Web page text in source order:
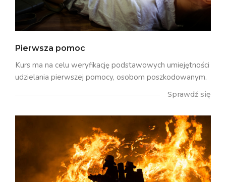
Pierwsza pomoc
Kurs ma na celu weryfikację podstawowych umiejętności
udzielania pierwszej pomocy, osobom poszkodowanym.
Sprawdź się